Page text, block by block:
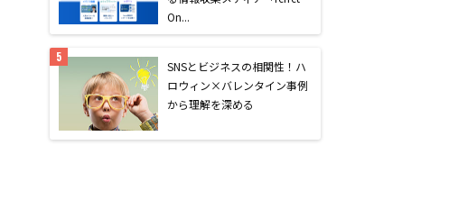
On...
SNSとビジネスの相関性！ハ
ロウィン×バレンタイン事例
から理解を深める